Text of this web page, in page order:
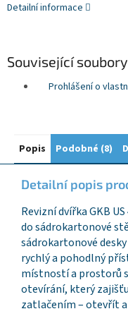
Detailní informace
Související soubory
Prohlášení o
Popis Podobné (8)
Detailní popis
Revizní dvířka GKB
do sádrokartonové
sádrokartonové
rychlý a pohodlný
místností a prostorů
otevírání, který
zatlačením – otevřít